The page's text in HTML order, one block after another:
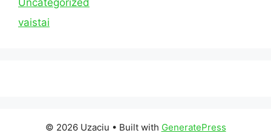
vaistai
© 2026 Uzaciu • Built with GeneratePress